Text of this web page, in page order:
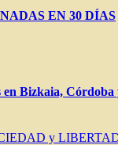
EN 30 DÍAS
Bizkaia, Córdoba
y